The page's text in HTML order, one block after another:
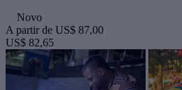
Novo
A partir de US$ 87,00
US$ 82,65